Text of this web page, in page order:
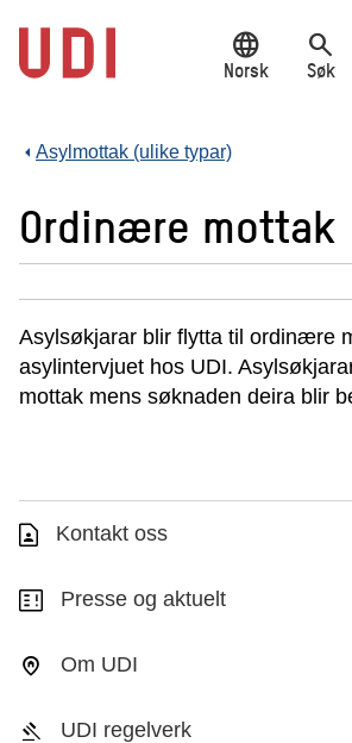
hovedinnhold
language
Norsk
search
Søk
Asylmottak (ulike typar)
Ordinære mottak
Asylsøkjarar blir flytta til ordinære
asylintervjuet hos UDI.
mottak mens søknaden deira blir
Kontakt oss
Presse og aktuelt
Om UDI
UDI regelverk